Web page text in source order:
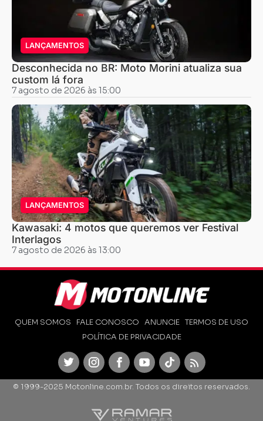
LANÇAMENTOS
Desconhecida no BR: Moto Morini atualiza sua
custom lá fora
7 agosto de 2026 às 15:00
LANÇAMENTOS
Kawasaki: 4 motos que queremos ver Festival
Interlagos
7 agosto de 2026 às 13:00
QUEM SOMOS FALE CONOSCO ANUNCIE TERMOS DE USO
POLÍTICA DE PRIVACIDADE
TwitterInstagramFacebookYoutubeTikTok Feed
© 1999-2025 Motonline.com.br. Todos os direitos reservados.